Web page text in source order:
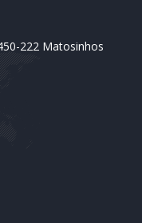
222 Matosinhos